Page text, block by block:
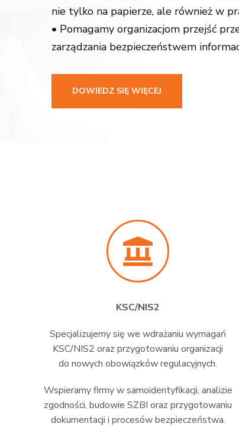
nie tylko na papierze, ale również w
• Pomagamy organizacjom przejść
zarządzania bezpieczeństwem
DOWIEDZ SIĘ WIĘCEJ
KSC/NIS2
Specjalizujemy się we wdrażaniu wymagań
KSC/NIS2 oraz przygotowaniu organizacji
do nowych obowiązków regulacyjnych.
Wspieramy firmy w samoidentyfikacji, analizie
zgodności, budowie SZBI oraz przygotowaniu
dokumentacji i procesów bezpieczeństwa.